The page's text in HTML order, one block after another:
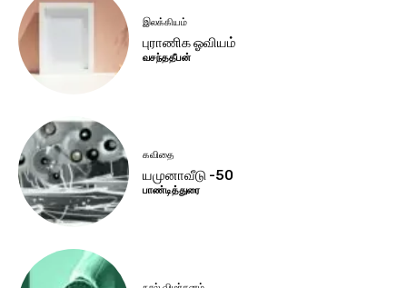
இலக்கியம்
புராணிக ஓவியம்
வசந்ததீபன்
கவிதை
யமுனாவீடு -50
பாண்டித்துரை